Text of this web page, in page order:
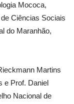
Mococa,
Ciências Sociais
do Maranhão,
Martins
e Prof. Daniel
Nacional de